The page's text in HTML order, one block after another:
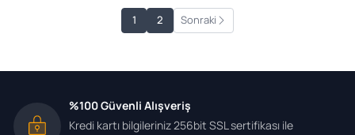
1 2 Sonraki
%100 Güvenli Alışveriş
Kredi kartı bilgileriniz 256bit SSL sertifikası ile